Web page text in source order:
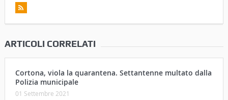
ARTICOLI CORRELATI
Cortona, viola la quarantena. Settantenne multato dalla
Polizia municipale
01 Settembre 2021